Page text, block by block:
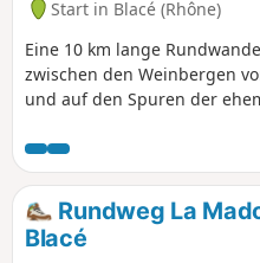
Start in Blacé (Rhône)
Eine 10 km lange
zwischen den Weinbergen
und auf den Spuren der
Julien und in der Nähe des
Claude Bernard.
Rundweg La
Blacé